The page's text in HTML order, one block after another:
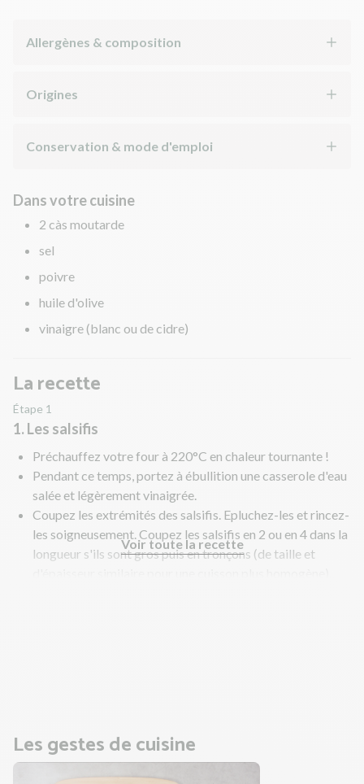
Allergènes & composition
Origines
Conservation & mode d'emploi
Dans votre cuisine
2 càs moutarde
sel
poivre
huile d'olive
vinaigre (blanc ou de cidre)
La recette
Étape 1
1. Les salsifis
Préchauffez votre four à 220°C en chaleur tournante !
Pendant ce temps, portez à ébullition une casserole d'eau
salée et légèrement vinaigrée.
Coupez les extrémités des salsifis. Epluchez-les et rincez-
les soigneusement. Coupez les salsifis en 2 ou en 4 dans la
longueur s'ils sont gros puis en tronçons (de taille et
Voir toute la recette
Les gestes de cuisine